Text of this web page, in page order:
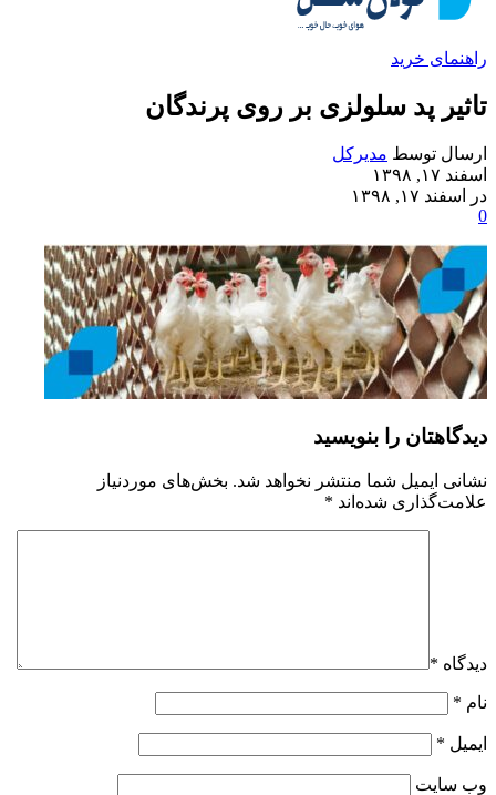
راهنمای خرید
تاثیر پد سلولزی بر روی پرندگان
ارسال توسط مدیرکل
اسفند ۱۷, ۱۳۹۸
در اسفند ۱۷, ۱۳۹۸
0
دیدگاهتان را بنویسید
نشانی ایمیل شما منتشر نخواهد شد. بخش‌های موردنیاز
علامت‌گذاری شده‌اند *
دیدگاه *
نام *
ایمیل *
وب‌ سایت